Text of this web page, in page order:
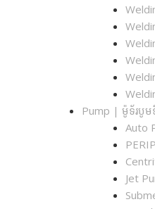
Pump | ម៉ូទ័របូម
Auto
Jet